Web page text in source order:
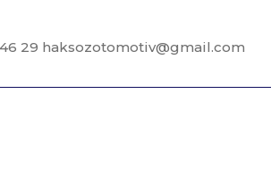
29 haksozotomotiv@gmail.com